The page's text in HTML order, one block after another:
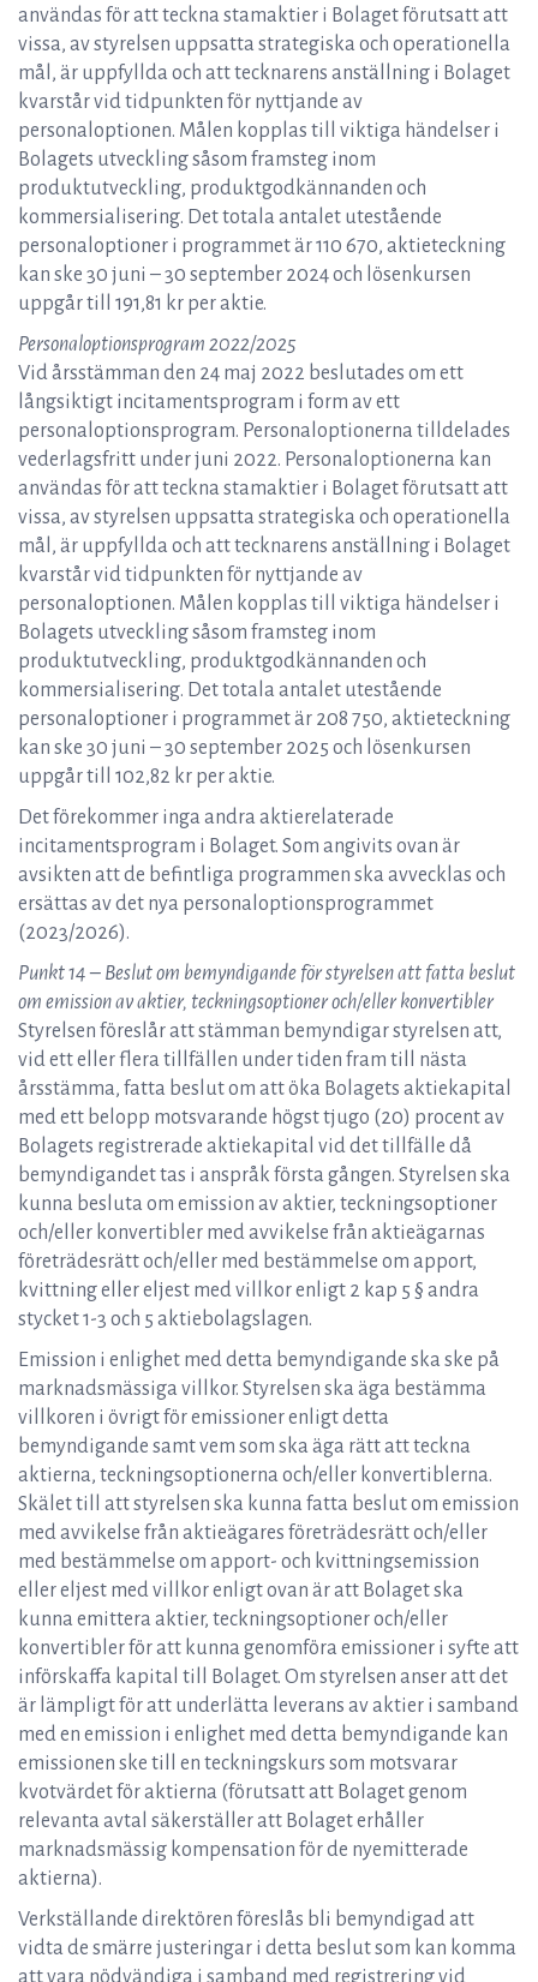
användas för att teckna stamaktier i Bolaget förutsatt att
vissa, av styrelsen uppsatta strategiska och operationella
mål, är uppfyllda och att tecknarens anställning i Bolaget
kvarstår vid tidpunkten för nyttjande av
personaloptionen. Målen kopplas till viktiga händelser i
Bolagets utveckling såsom framsteg inom
produktutveckling, produktgodkännanden och
kommersialisering. Det totala antalet utestående
personaloptioner i programmet är 110 670, aktieteckning
kan ske 30 juni – 30 september 2024 och lösenkursen
uppgår till 191,81 kr per aktie.
Personaloptionsprogram 2022/2025
Vid årsstämman den 24 maj 2022 beslutades om ett
långsiktigt incitamentsprogram i form av ett
personaloptionsprogram. Personaloptionerna tilldelades
vederlagsfritt under juni 2022. Personaloptionerna kan
användas för att teckna stamaktier i Bolaget förutsatt att
vissa, av styrelsen uppsatta strategiska och operationella
mål, är uppfyllda och att tecknarens anställning i Bolaget
kvarstår vid tidpunkten för nyttjande av
personaloptionen. Målen kopplas till viktiga händelser i
Bolagets utveckling såsom framsteg inom
produktutveckling, produktgodkännanden och
kommersialisering. Det totala antalet utestående
personaloptioner i programmet är 208 750, aktieteckning
kan ske 30 juni – 30 september 2025 och lösenkursen
uppgår till 102,82 kr per aktie.
Det förekommer inga andra aktierelaterade
incitamentsprogram i Bolaget. Som angivits ovan är
avsikten att de befintliga programmen ska avvecklas och
ersättas av det nya personaloptionsprogrammet
(2023/2026).
Punkt 14 – Beslut om bemyndigande för styrelsen att fatta beslut
om emission av aktier, teckningsoptioner och/eller konvertibler
Styrelsen föreslår att stämman bemyndigar styrelsen att,
vid ett eller flera tillfällen under tiden fram till nästa
årsstämma, fatta beslut om att öka Bolagets aktiekapital
med ett belopp motsvarande högst tjugo (20) procent av
Bolagets registrerade aktiekapital vid det tillfälle då
bemyndigandet tas i anspråk första gången. Styrelsen ska
kunna besluta om emission av aktier, teckningsoptioner
och/eller konvertibler med avvikelse från aktieägarnas
företrädesrätt och/eller med bestämmelse om apport,
kvittning eller eljest med villkor enligt 2 kap 5 § andra
stycket 1-3 och 5 aktiebolagslagen.
Emission i enlighet med detta bemyndigande ska ske på
marknadsmässiga villkor. Styrelsen ska äga bestämma
villkoren i övrigt för emissioner enligt detta
bemyndigande samt vem som ska äga rätt att teckna
aktierna, teckningsoptionerna och/eller konvertiblerna.
Skälet till att styrelsen ska kunna fatta beslut om emission
med avvikelse från aktieägares företrädesrätt och/eller
med bestämmelse om apport- och kvittningsemission
eller eljest med villkor enligt ovan är att Bolaget ska
kunna emittera aktier, teckningsoptioner och/eller
konvertibler för att kunna genomföra emissioner i syfte att
införskaffa kapital till Bolaget. Om styrelsen anser att det
är lämpligt för att underlätta leverans av aktier i samband
med en emission i enlighet med detta bemyndigande kan
emissionen ske till en teckningskurs som motsvarar
kvotvärdet för aktierna (förutsatt att Bolaget genom
relevanta avtal säkerställer att Bolaget erhåller
marknadsmässig kompensation för de nyemitterade
aktierna).
Verkställande direktören föreslås bli bemyndigad att
vidta de smärre justeringar i detta beslut som kan komma
att vara nödvändiga i samband med registrering vid